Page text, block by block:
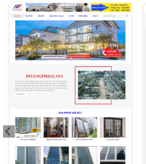
XEM THỬ